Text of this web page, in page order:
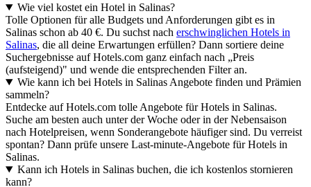
Wie viel kostet ein Hotel in Salinas?
Tolle Optionen für alle Budgets und Anforderungen gibt es in
Salinas schon ab 40 €. Du suchst nach erschwinglichen Hotels in
Salinas, die all deine Erwartungen erfüllen? Dann sortiere deine
Suchergebnisse auf Hotels.com ganz einfach nach „Preis
(aufsteigend)" und wende die entsprechenden Filter an.
Wie kann ich bei Hotels in Salinas Angebote finden und Prämien
sammeln?
Entdecke auf Hotels.com tolle Angebote für Hotels in Salinas.
Suche am besten auch unter der Woche oder in der Nebensaison
nach Hotelpreisen, wenn Sonderangebote häufiger sind. Du verreist
spontan? Dann prüfe unsere Last-minute-Angebote für Hotels in
Salinas.
Kann ich Hotels in Salinas buchen, die ich kostenlos stornieren
kann?